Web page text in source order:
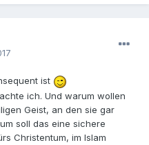
ist
ich. Und warum wollen
Geist, an den sie gar
soll das eine sichere
Christentum, im Islam